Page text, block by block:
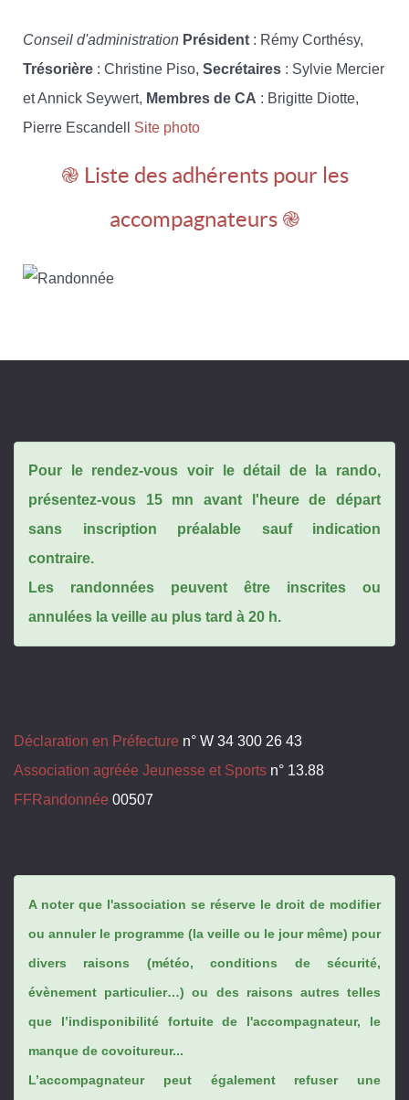
Conseil d'administration Président : Rémy Corthésy,
Trésorière : Christine Piso, Secrétaires : Sylvie Mercier
et Annick Seywert, Membres de CA : Brigitte Diotte,
Pierre Escandell Site photo
֎ Liste des adhérents pour les
accompagnateurs ֎
Pour le rendez-vous voir le détail de la rando,
présentez-vous 15 mn avant l'heure de départ
sans inscription préalable sauf indication
contraire.
Les randonnées peuvent être inscrites ou
annulées la veille au plus tard à 20 h.
Déclaration en Préfecture n° W 34 300 26 43
Association agréée Jeunesse et Sports n° 13.88
FFRandonnée 00507
A noter que l'association se réserve le droit de modifier
ou annuler le programme (la veille ou le jour même) pour
divers raisons (météo, conditions de sécurité,
évènement particulier…) ou des raisons autres telles
que l’indisponibilité fortuite de l'accompagnateur, le
manque de covoitureur...
L’accompagnateur peut également refuser une